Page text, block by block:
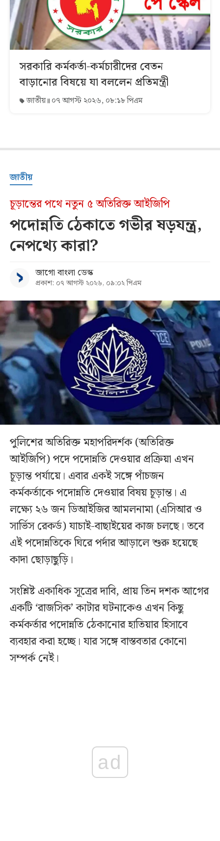
সরকারি কর্মকর্তা-কর্মচারীদের বেতন
বাড়ানোর বিষয়ে যা বললেন প্রতিমন্ত্রী
জাতীয় ০৭ আগস্ট ২০২৬, ০৮:১৮ পিএম
জাতীয়
চূড়ান্তের পথে নতুন ৫ অতিরিক্ত আইজিপি
পদোন্নতি ঠেকাতে গভীর ষড়যন্ত্র,
নেপথ্যে কারা?
জাগো বাংলা ডেস্ক
প্রকাশ: ০৭ আগস্ট ২০২৬, ০৯:০২ পিএম
পুলিশের অতিরিক্ত মহাপরিদর্শক (অতিরিক্ত
আইজিপি) পদে পদোন্নতি দেওয়ার প্রক্রিয়া এখন
চূড়ান্ত পর্যায়ে। এবার একই সঙ্গে পাঁচজন
কর্মকর্তাকে পদোন্নতি দেওয়ার বিষয় চূড়ান্ত। এ
লক্ষ্যে ২৬ জন ডিআইজির আমলনামা (এসিআর ও
সার্ভিস রেকর্ড) যাচাই-বাছাইয়ের কাজ চলছে। তবে
এই পদোন্নতিকে ঘিরে পর্দার আড়ালে শুরু হয়েছে
কাদা ছোড়াছুড়ি।
সংশ্লিষ্ট একাধিক সূত্রের দাবি, প্রায় তিন দশক আগের
একটি ‘রাজসিক’ কাটার ঘটনাকেও এখন কিছু
কর্মকর্তার পদোন্নতি ঠেকানোর হাতিয়ার হিসাবে
ব্যবহার করা হচ্ছে। যার সঙ্গে বাস্তবতার কোনো
সম্পর্ক নেই।
ad